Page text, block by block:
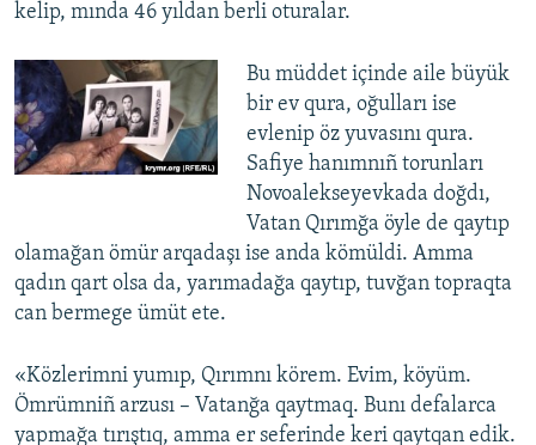
kelip, mında 46 yıldan berli oturalar.
Bu müddet içinde aile büyük
bir ev qura, oğulları ise
evlenip öz yuvasını qura.
Safiye hanımnıñ torunları
Novoalekseyevkada doğdı,
Vatan Qırımğa öyle de qaytıp
olamağan ömür arqadaşı ise anda kömüldi. Amma
qadın qart olsa da, yarımadağa qaytıp, tuvğan topraqta
can bermege ümüt ete.
«Közlerimni yumıp, Qırımnı körem. Evim, köyüm.
Ömrümniñ arzusı – Vatanğa qaytmaq. Bunı defalarca
yapmağa tırıştıq, amma er seferinde keri qaytqan edik.